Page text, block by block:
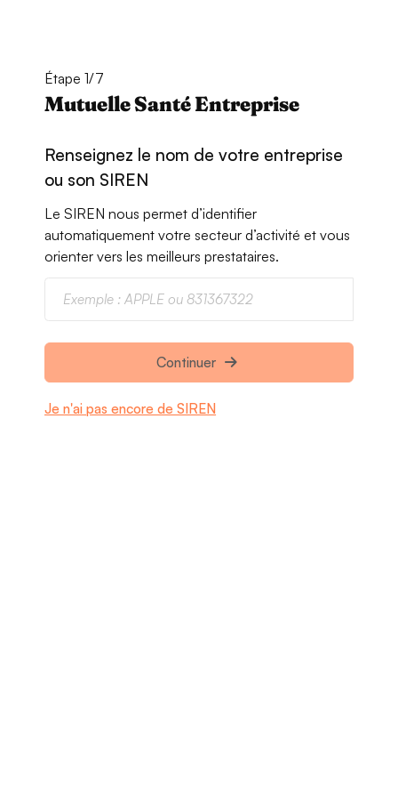
Étape 1/7
Mutuelle Santé Entreprise
Renseignez le nom de votre entreprise
ou son SIREN
Le SIREN nous permet d’identifier
automatiquement votre secteur d’activité et vous
orienter vers les meilleurs prestataires.
Continuer
Je n'ai pas encore de SIREN